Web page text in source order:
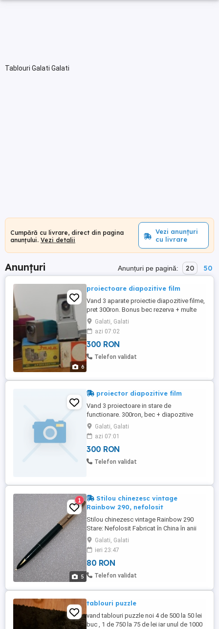
Tablouri Galati Galati
Cumpără cu livrare, direct din pagina
anunțului. Vezi detalii
Vezi anunțuri
cu livrare
Anunțuri Anunțuri pe pagină: 20 50
6
proiectoare diapozitive film
Vand 3 aparate proiectie diapozitive filme,
pret 300ron. Bonus bec rezerva + multe
diapozitive(ERMITAJ)
Galati, Galati
azi 07:02
300 RON
Telefon validat
proiector diapozitive film
Vand 3 proiectoare in stare de
functionare. 300ron, bec + diapozitive
bonos.
Galati, Galati
azi 07:01
300 RON
Telefon validat
5
1
Stilou chinezesc vintage
Rainbow 290, nefolosit
Stilou chinezesc vintage Rainbow 290
Stare: Nefolosit Fabricat în China în anii
'80 Peniță fabricată din oțel inoxidabil,
placată cu aur și vârf din aliaj de iridiu.
Sistem de încărcare cu pompiță (sac de
cauciuc). Scriere: Este renumit pentru o
scriere foarte subțire (extra-fine fine) și ...
Galati, Galati
ieri 23:47
80 RON
Telefon validat
tablouri puzzle
vand tablouri puzzle noi 4 de 500 la 50 lei
buc , 1 de 750 la 75 de lei iar unul de 1000